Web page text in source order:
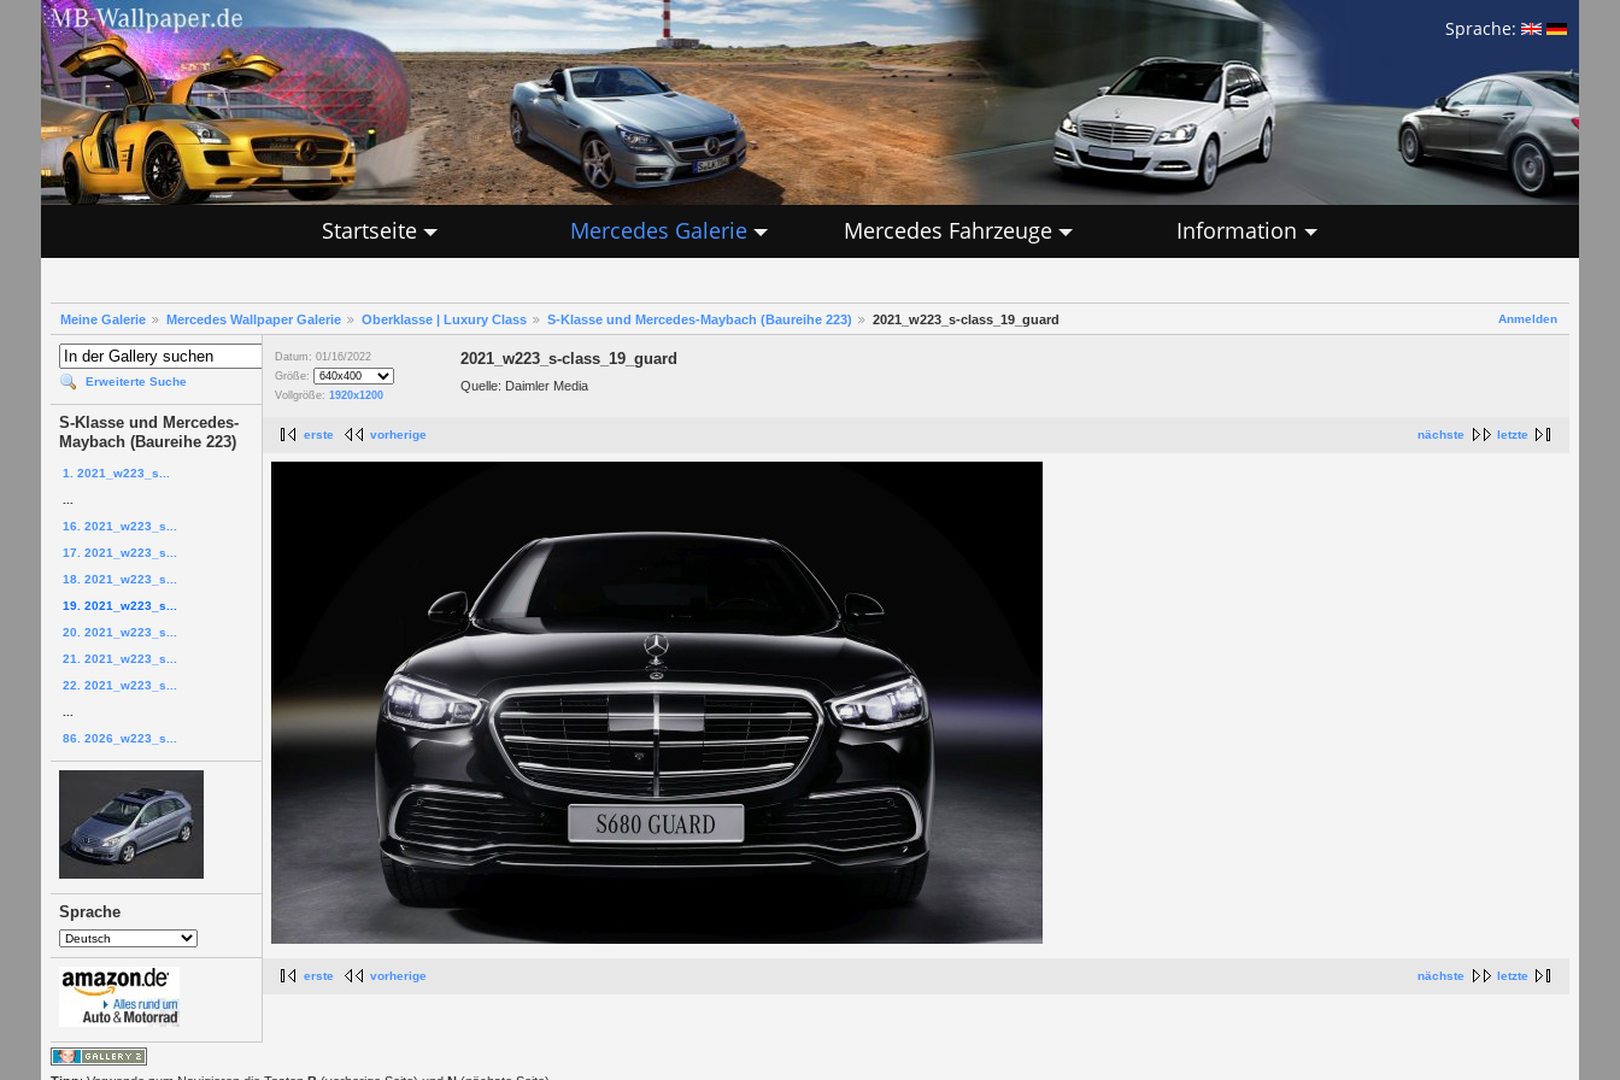
Sprache:
Startseite Mercedes Galerie Mercedes Fahrzeuge Information
Anmelden
Meine Galerie Mercedes Wallpaper Galerie Oberklasse | Luxury Class S-Klasse und Mercedes-Maybach (Baureihe 223) 2021_w223_s-class_19_guard
Erweiterte Suche
S-Klasse und Mercedes-
Maybach (Baureihe 223)
1. 2021_w223_s...
16. 2021_w223_s...
17. 2021_w223_s...
18. 2021_w223_s...
19. 2021_w223_s...
20. 2021_w223_s...
21. 2021_w223_s...
22. 2021_w223_s...
86. 2026_w223_s...
Sprache
Datum: 01/16/2022
Größe:
Vollgröße: 1920x1200
2021_w223_s-class_19_guard
Quelle: Daimler Media
nächste letzte
erste vorherige
nächste letzte
erste vorherige